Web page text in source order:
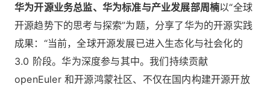
华为开源业务总监、华为标准与产业发展部周楠以“全球
开源趋势下的思考与探索”为题，分享了华为的开源实践
成果：“当前，全球开源发展已进入生态化与社会化的
3.0 阶段。华为深度参与其中。我们持续贡献
openEuler 和开源鸿蒙社区、不仅在国内构建开源开放